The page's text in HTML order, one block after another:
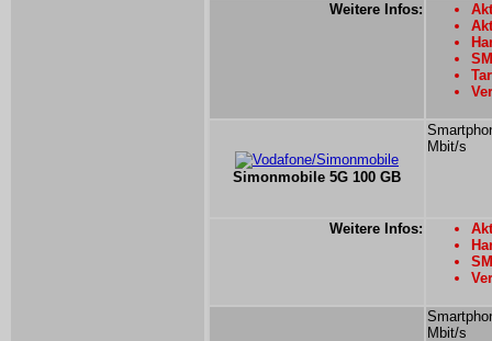
Weitere Infos:
Simonmobile 5G 100 GB
Mbit/s
Weitere Infos:
Mbit/s